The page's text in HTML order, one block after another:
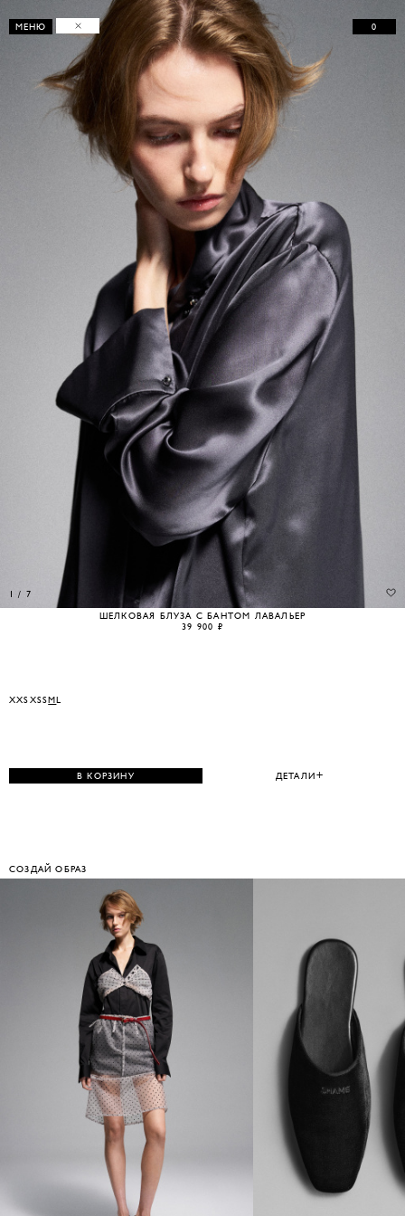
МЕНЮ 0
1 / 7
ШЕЛКОВАЯ БЛУЗА С БАНТОМ ЛАВАЛЬЕР
39 900 ₽
XXSXSSML
ДЕТАЛИ
В КОРЗИНУ
СОЗДАЙ ОБРАЗ